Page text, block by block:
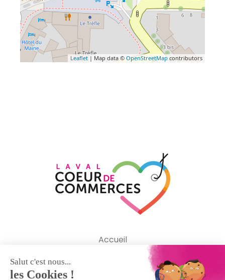
Leaflet | Map data ©OpenStreetMapcontributors
Accueil